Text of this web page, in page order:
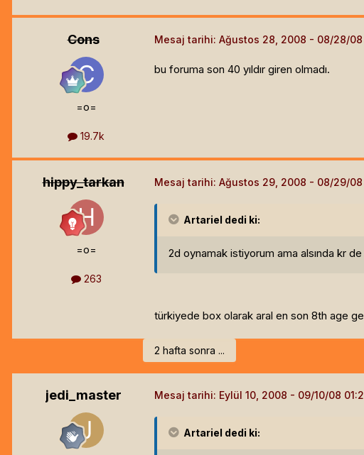
Cons
=o=
19.7k
Mesaj tarihi: Ağustos 28, 2008
bu foruma son 40 yıldır giren olmadı.
hippy_tarkan
=o=
263
Mesaj tarihi: Ağustos 29, 2008
Artariel dedi ki:
2d oynamak istiyorum ama alsında kr
türkiyede box olarak aral en son 8th age
2 hafta sonra ...
jedi_master Mesaj tarihi: Eylül 10, 2008
Artariel dedi ki: